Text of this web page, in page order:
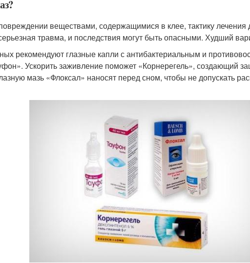
веществами, содержащимися в клее, тактику лечения
травма, и последствия могут быть опасными. Худший
рекомендуют глазные капли с антибактериальным и
Ускорить заживление поможет «Корнерегель», создающий
мазь «Флоксал» наносят перед сном, чтобы не допускать